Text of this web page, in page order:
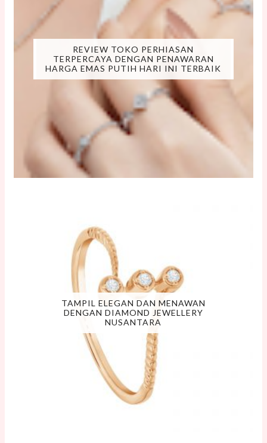
REVIEW TOKO PERHIASAN
TERPERCAYA DENGAN PENAWARAN
HARGA EMAS PUTIH HARI INI TERBAIK
TAMPIL ELEGAN DAN MENAWAN
DENGAN DIAMOND JEWELLERY
NUSANTARA